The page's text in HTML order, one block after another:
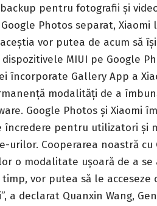
pentru fotografii și
Google Photos separat,
vor putea de acum să
MIUI pe Google
încorporate Gallery App a
modalități de a
Google Photos și Xiaomi
pentru utilizatori și
urilor. Cooperarea noastră cu
o modalitate ușoară de a
vor putea să le
a declarat Quanxin Wang,